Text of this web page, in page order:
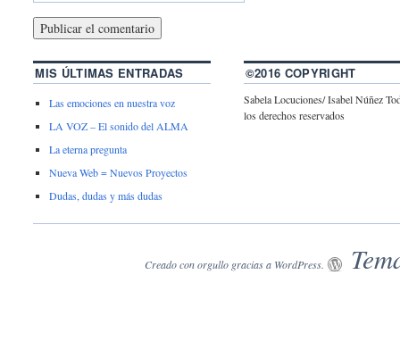
MIS ÚLTIMAS ENTRADAS
Las emociones en nuestra voz
LA VOZ – El sonido del ALMA
La eterna pregunta
Nueva Web = Nuevos Proyectos
Dudas, dudas y más dudas
©2016 COPYRIGHT
Sabela Locuciones/ Isabel Núñez
los derechos reservados
Creado con orgullo gracias a WordPress.